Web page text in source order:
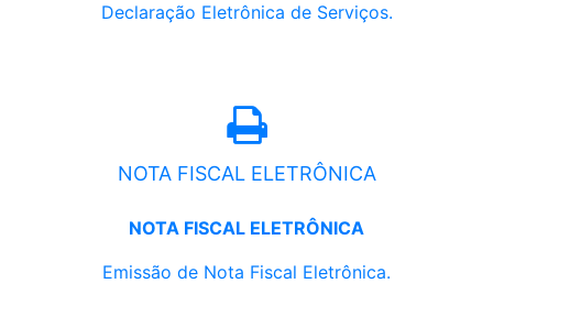
Declaração Eletrônica de Serviços.
NOTA FISCAL ELETRÔNICA
NOTA FISCAL ELETRÔNICA
Emissão de Nota Fiscal Eletrônica.